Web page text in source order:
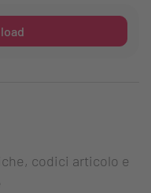
codici articolo e